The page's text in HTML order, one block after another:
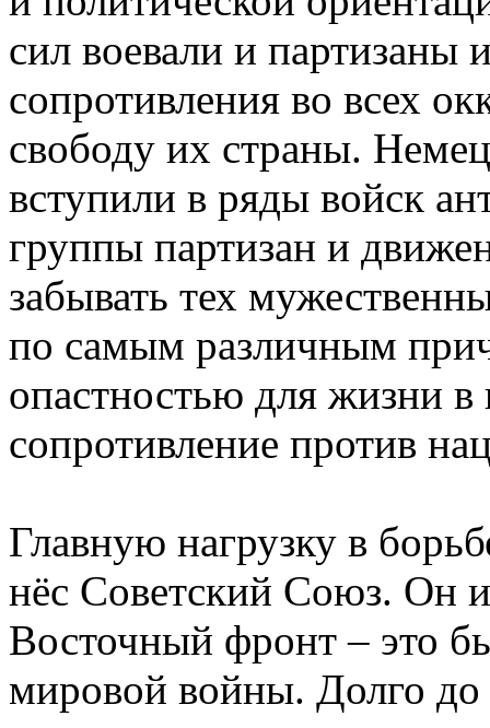
сил воевали и партизаны
сопротивления во всех
свободу их страны.
вступили в ряды войск
группы партизан и
забывать тех
по самым различным
опастностью для жизни
сопротивление против
Главную нагрузку в
нёс Советский Союз. Он
Восточный фронт – это
мировой войны. Долго до